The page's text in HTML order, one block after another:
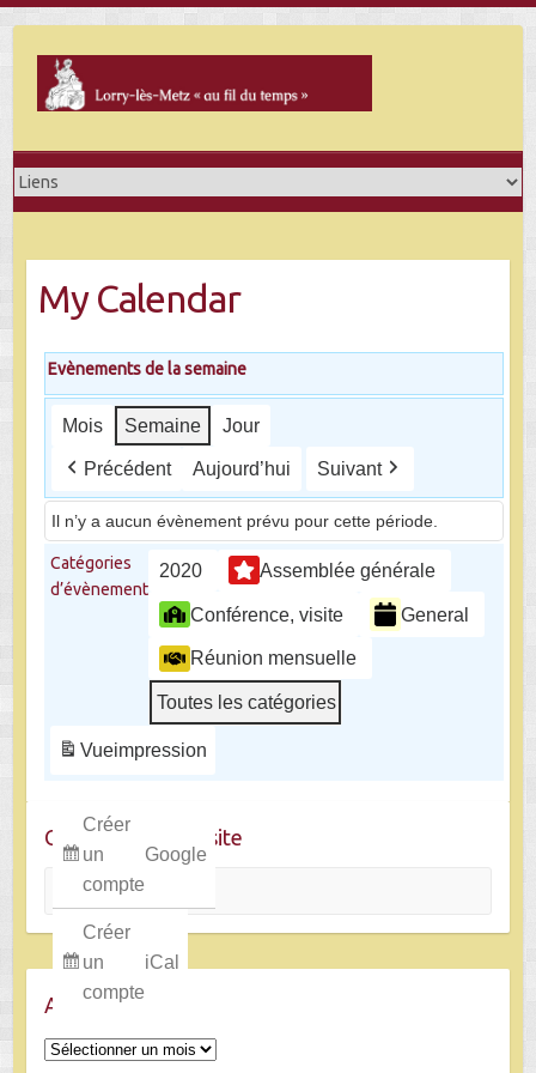
content
My Calendar
Evènements de la semaine
Mois Semaine Jour
Précédent Aujourd’hui Suivant
Il n’y a aucun évènement prévu pour cette période.
Catégories
d’évènement
2020 Assemblée générale
Conférence, visite General
Réunion mensuelle
Toutes les catégories
Créer
un
compte
Google
Créer
un
compte
iCal
Vueimpression
Chercher dans le site
Rechercher
Archives
Archives